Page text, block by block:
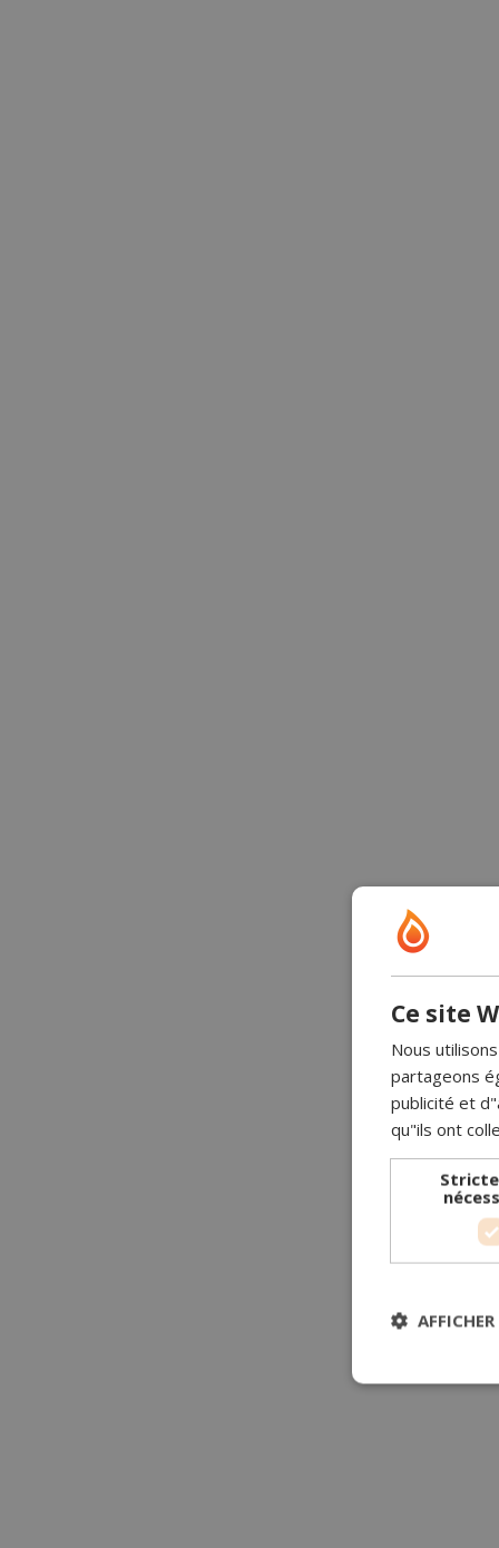
Ce site
Nous
partageons
publicité et
qu"ils ont